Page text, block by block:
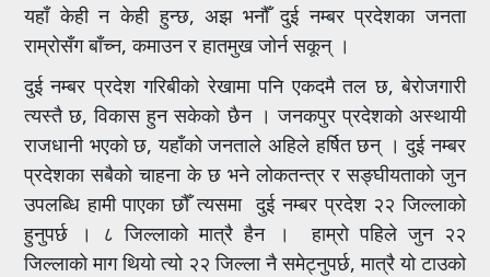
यहाँ केही न केही हुन्छ, अझ भनौँ दुई नम्बर प्रदेशका जनता
राम्रोसँग बाँच्न, कमाउन र हातमुख जोर्न सकून् ।
दुई नम्बर प्रदेश गरिबीको रेखामा पनि एकदमै तल छ, बेरोजगारी
त्यस्तै छ, विकास हुन सकेको छैन । जनकपुर प्रदेशको अस्थायी
राजधानी भएको छ, यहाँको जनताले अहिले हर्षित छन् । दुई नम्बर
प्रदेशका सबैको चाहना के छ भने लोकतन्त्र र सङ्घीयताको जुन
उपलब्धि हामी पाएका छौँ त्यसमा दुई नम्बर प्रदेश २२ जिल्लाको
हुनुपर्छ । ८ जिल्लाको मात्रै हैन । हाम्रो पहिले जुन २२
जिल्लाको माग थियो त्यो २२ जिल्ला नै समेट्नुपर्छ, मात्रै यो टाउको